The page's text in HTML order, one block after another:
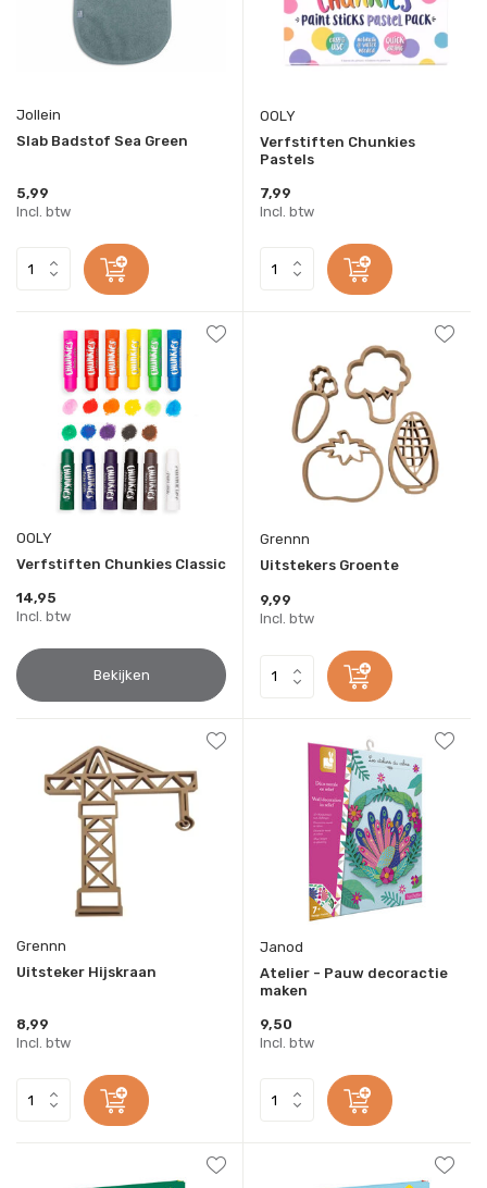
Jollein
Slab Badstof Sea Green
5,99
Incl. btw
OOLY
Verfstiften Chunkies
Pastels
7,99
Incl. btw
OOLY
Verfstiften Chunkies Classic
14,95
Incl. btw
Bekijken
Grennn
Uitstekers Groente
9,99
Incl. btw
Grennn
Uitsteker Hijskraan
8,99
Incl. btw
Janod
Atelier - Pauw decoractie
maken
9,50
Incl. btw